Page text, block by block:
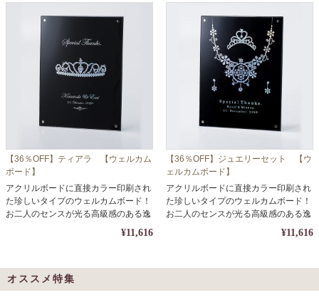
【36％OFF】ティアラ 【ウェルカム
ボード】
アクリルボードに直接カラー印刷され
た珍しいタイプのウェルカムボード！
お二人のセンスが光る高級感のある逸
¥11,616
【36％OFF】ジュエリーセット 【ウ
ェルカムボード】
アクリルボードに直接カラー印刷され
た珍しいタイプのウェルカムボード！
お二人のセンスが光る高級感のある逸
¥11,616
オススメ特集